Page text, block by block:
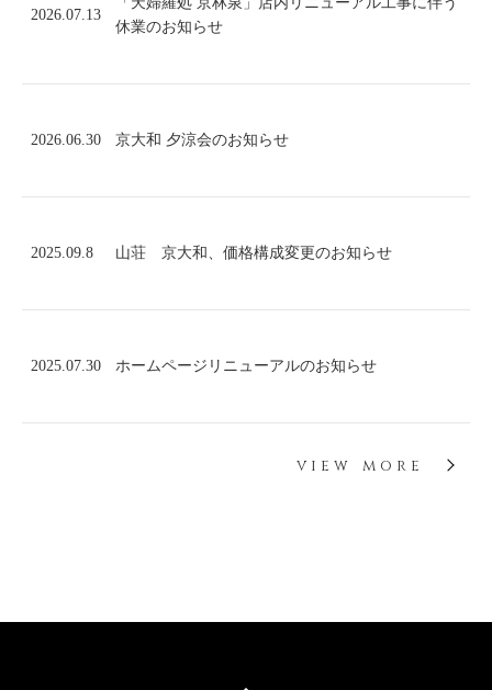
2026.07.13
休業のお知らせ
2026.06.30 京大和 夕涼会のお知らせ
2025.09.8 山荘 京大和、価格構成変更のお知らせ
2025.07.30 ホームページリニューアルのお知らせ
view more